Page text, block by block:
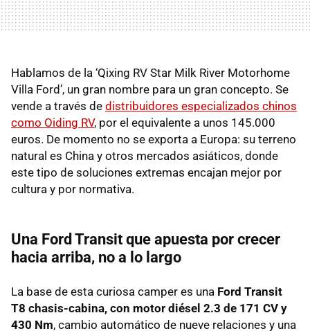
Hablamos de la ‘Qixing RV Star Milk River Motorhome
Villa Ford’, un gran nombre para un gran concepto. Se
vende a través de distribuidores especializados chinos
como Oiding RV, por el equivalente a unos 145.000
euros. De momento no se exporta a Europa: su terreno
natural es China y otros mercados asiáticos, donde
este tipo de soluciones extremas encajan mejor por
cultura y por normativa.
Una Ford Transit que apuesta por crecer
hacia arriba, no a lo largo
La base de esta curiosa camper es una Ford Transit
T8 chasis-cabina, con motor diésel 2.3 de 171 CV y
430 Nm, cambio automático de nueve relaciones y una